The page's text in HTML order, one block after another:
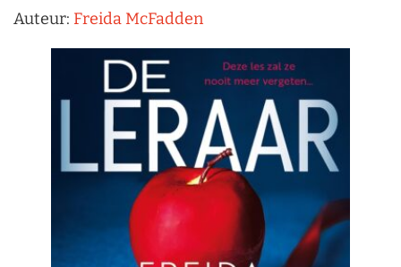
Auteur: Freida McFadden